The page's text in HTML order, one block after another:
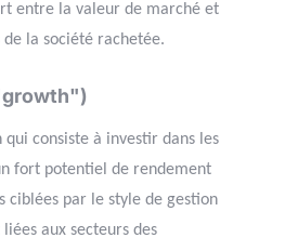
entre la valeur de marché et
de la société rachetée.
qui consiste à investir dans les
fort potentiel de rendement
ciblées par le style de gestion
aux secteurs des